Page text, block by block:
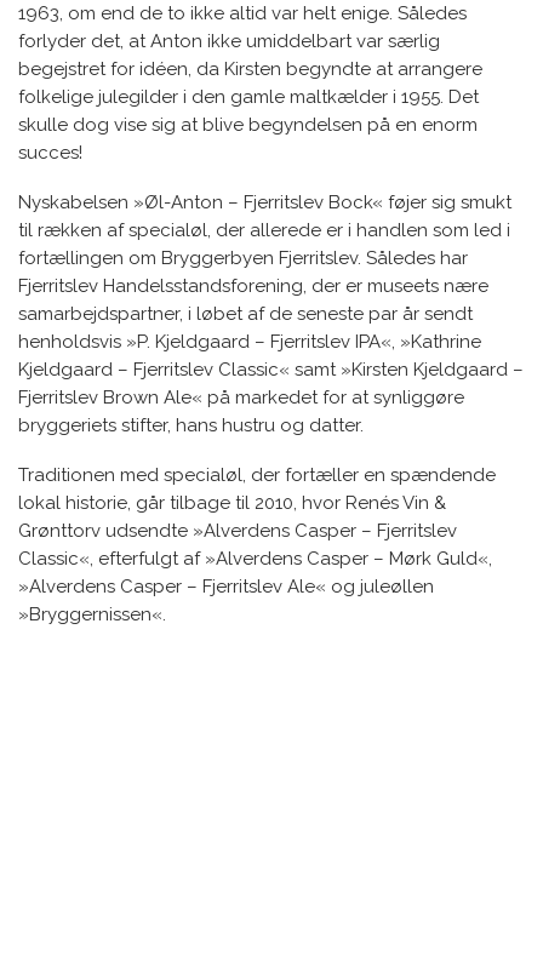
1963, om end de to ikke altid var helt enige. Således
forlyder det, at Anton ikke umiddelbart var særlig
begejstret for idéen, da Kirsten begyndte at arrangere
folkelige julegilder i den gamle maltkælder i 1955. Det
skulle dog vise sig at blive begyndelsen på en enorm
succes!
Nyskabelsen »Øl-Anton – Fjerritslev Bock« føjer sig smukt
til rækken af specialøl, der allerede er i handlen som led i
fortællingen om Bryggerbyen Fjerritslev. Således har
Fjerritslev Handelsstandsforening, der er museets nære
samarbejdspartner, i løbet af de seneste par år sendt
henholdsvis »P. Kjeldgaard – Fjerritslev IPA«, »Kathrine
Kjeldgaard – Fjerritslev Classic« samt »Kirsten Kjeldgaard –
Fjerritslev Brown Ale« på markedet for at synliggøre
bryggeriets stifter, hans hustru og datter.
Traditionen med specialøl, der fortæller en spændende
lokal historie, går tilbage til 2010, hvor Renés Vin &
Grønttorv udsendte »Alverdens Casper – Fjerritslev
Classic«, efterfulgt af »Alverdens Casper – Mørk Guld«,
»Alverdens Casper – Fjerritslev Ale« og juleøllen
»Bryggernissen«.